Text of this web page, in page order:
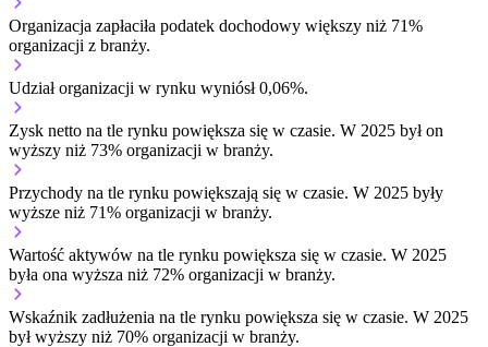
Organizacja zapłaciła podatek dochodowy większy niż 71%
organizacji z branży.
Udział organizacji w rynku wyniósł 0,06%.
Zysk netto na tle rynku powiększa się w czasie. W 2025 był on
wyższy niż 73% organizacji w branży.
Przychody na tle rynku powiększają się w czasie. W 2025 były
wyższe niż 71% organizacji w branży.
Wartość aktywów na tle rynku powiększa się w czasie. W 2025
była ona wyższa niż 72% organizacji w branży.
Wskaźnik zadłużenia na tle rynku powiększa się w czasie. W 2025
był wyższy niż 70% organizacji w branży.